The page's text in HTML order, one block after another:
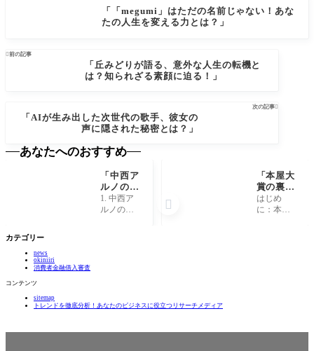
「「megumi」はただの名前じゃない！あな
たの人生を変える力とは？」
前の記事
「丘みどりが語る、意外な人生の転機と
は？知られざる素顔に迫る！」
次の記事
「AIが生み出した次世代の歌手、彼女の
声に隠された秘密とは？」
カテゴリー
news
okiniiri
消費者金融借入審査
コンテンツ
sitemap
トレンドを徹底分析！あなたのビジネスに役立つリサーチメディア
あなたへのおすすめ
「中西ア
ルノの意
外な一
面！知ら
1. 中西ア
ルノの第
キャラク
象的で
「本屋大
賞の裏
側：受賞
作に隠さ
はじめ
に：本屋
員が参加
